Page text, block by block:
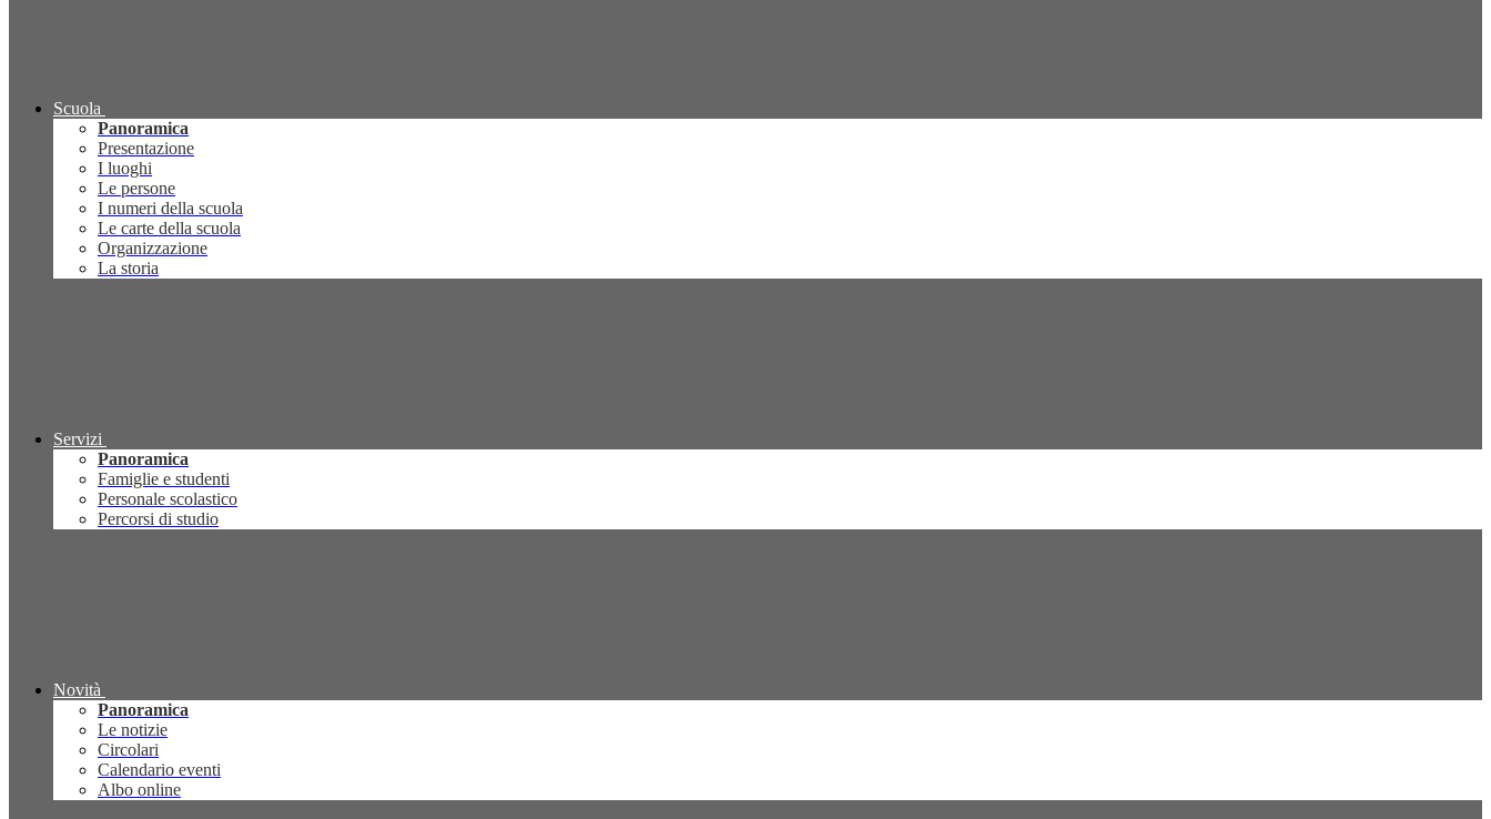
Scuola
Panoramica
Presentazione
I luoghi
Le persone
I numeri della scuola
Le carte della scuola
Organizzazione
La storia
Servizi
Panoramica
Famiglie e studenti
Personale scolastico
Percorsi di studio
Novità
Panoramica
Le notizie
Circolari
Calendario eventi
Albo online